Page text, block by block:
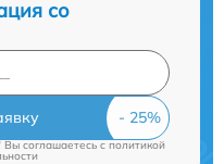
со
Вы соглашаетесь cполитикой